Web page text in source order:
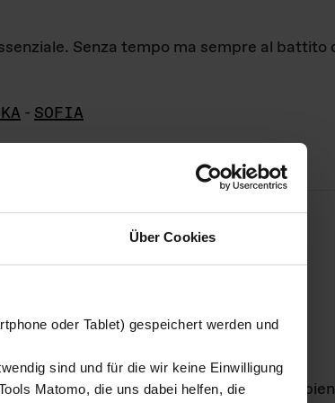
Über Cookies
oder Tablet) gespeichert werden und
sind und für die wir keine Einwilligung
Matomo, die uns dabei helfen, die
Senza tempo ma sempre al battito
- SOFIA
Das ganze LebenGmbH e rimangono in